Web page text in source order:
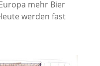
mehr Bier
werden fast